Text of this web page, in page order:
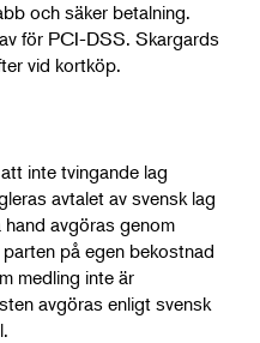
och säker betalning.
för PCI-DSS. Skargards
vid kortköp.
inte tvingande lag
avtalet av svensk lag
avgöras genom
på egen bekostnad
medling inte är
avgöras enligt svensk